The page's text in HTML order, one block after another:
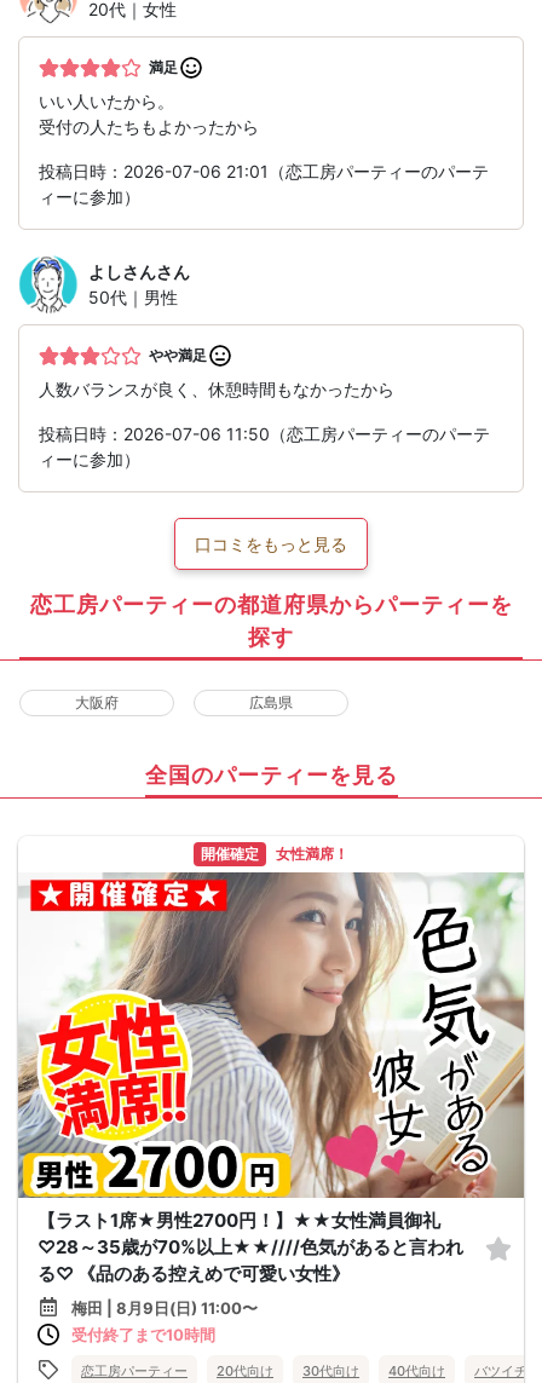
20代｜女性
満足
いい人いたから。
受付の人たちもよかったから
投稿日時：2026-07-06 21:01（恋工房パーティーのパーテ
ィーに参加）
よしさんさん
50代｜男性
やや満足
人数バランスが良く、休憩時間もなかったから
投稿日時：2026-07-06 11:50（恋工房パーティーのパーテ
ィーに参加）
口コミをもっと見る
恋工房パーティーの都道府県からパーティーを
探す
大阪府 広島県
全国のパーティーを見る
開催確定 女性満席！
【ラスト1席★男性2700円！】★★女性満員御礼
♡28～35歳が70%以上★★////色気があると言われ
る♡ 《品のある控えめで可愛い女性》
梅田 | 8月9日(日) 11:00〜
受付終了まで10時間
恋工房パーティー 20代向け 30代向け 40代向け バツイチ